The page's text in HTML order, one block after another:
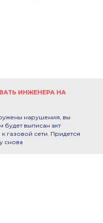
ИНЖЕНЕРА НА
нарушения, вы
будет выписан акт
сети. Придется
снова